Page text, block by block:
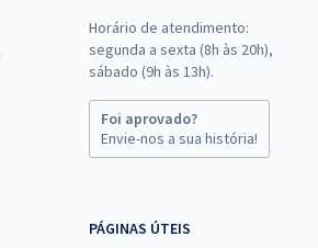
Horário de atendimento:
segunda a sexta (8h às 20h),
sábado (9h às 13h).
Foi aprovado?
Envie-nos a sua história!
PÁGINAS ÚTEIS